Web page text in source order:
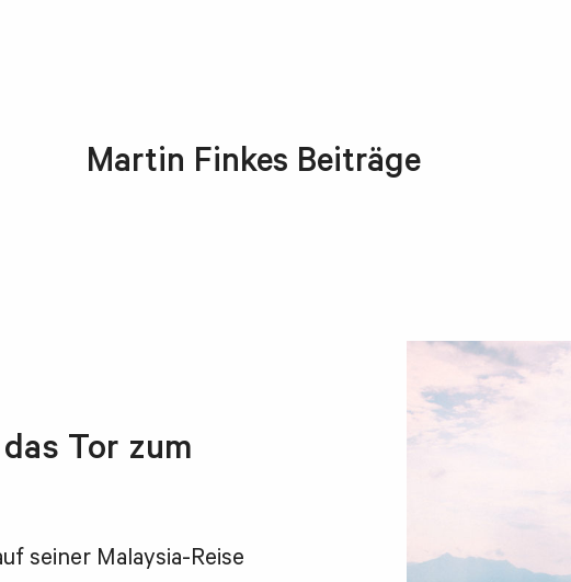
Martin Finkes Beiträge
Tor zum
seiner Malaysia-Reise